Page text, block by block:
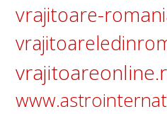
vrajitoare-